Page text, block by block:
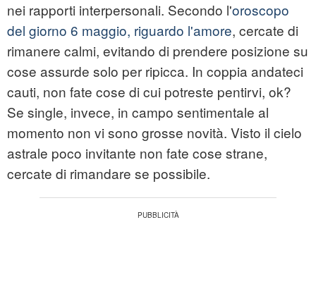
nei rapporti interpersonali. Secondo l'oroscopo
del giorno 6 maggio, riguardo l'amore, cercate di
rimanere calmi, evitando di prendere posizione su
cose assurde solo per ripicca. In coppia andateci
cauti, non fate cose di cui potreste pentirvi, ok?
Se single, invece, in campo sentimentale al
momento non vi sono grosse novità. Visto il cielo
astrale poco invitante non fate cose strane,
cercate di rimandare se possibile.